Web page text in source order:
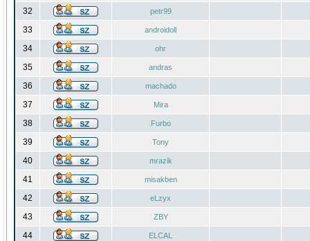
32 petr99
33 androidoll
34 ohr
35 andras
36 machado
37 Mira
38 Furbo
39 Tony
40 mrazik
41 misakben
42 eLzyx
43 ZBY
44 ELCAL